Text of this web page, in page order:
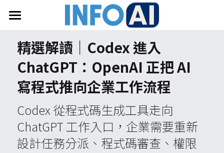
關於InfoAI
訂閱電子報
最新文章
搜索
精選解讀｜Codex 進入
ChatGPT：OpenAI 正把 AI
寫程式推向企業工作流程
Codex 從程式碼生成工具走向
ChatGPT 工作入口，企業需要重新
設計任務分派、程式碼審查、權限